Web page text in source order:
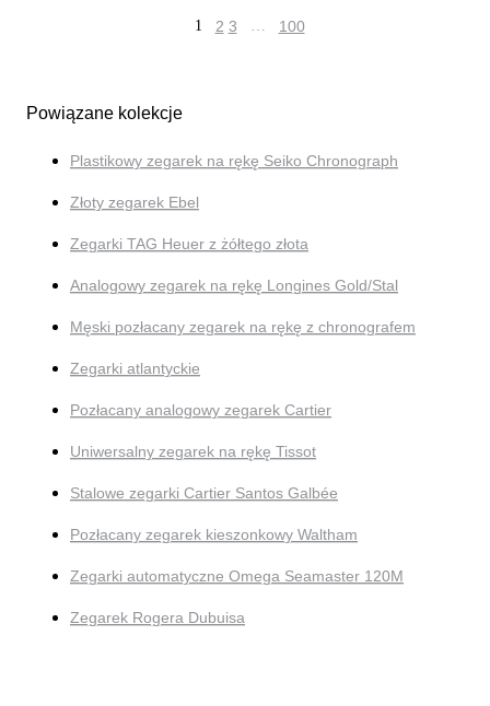
1 2 3 … 100
Powiązane kolekcje
Plastikowy zegarek na rękę Seiko Chronograph
Złoty zegarek Ebel
Zegarki TAG Heuer z żółtego złota
Analogowy zegarek na rękę Longines Gold/Stal
Męski pozłacany zegarek na rękę z chronografem
Zegarki atlantyckie
Pozłacany analogowy zegarek Cartier
Uniwersalny zegarek na rękę Tissot
Stalowe zegarki Cartier Santos Galbée
Pozłacany zegarek kieszonkowy Waltham
Zegarki automatyczne Omega Seamaster 120M
Zegarek Rogera Dubuisa